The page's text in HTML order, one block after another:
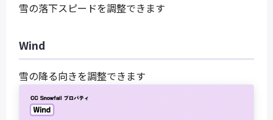
雪の落下スピードを調整できます
Wind
雪の降る向きを調整できます